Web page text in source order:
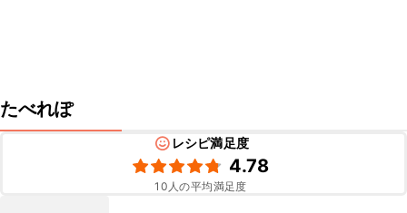
たべれぽ
レシピ満足度
4.78
10 人の平均満足度